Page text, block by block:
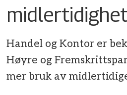
Handel og Kontor er
Høyre og
mer bruk av